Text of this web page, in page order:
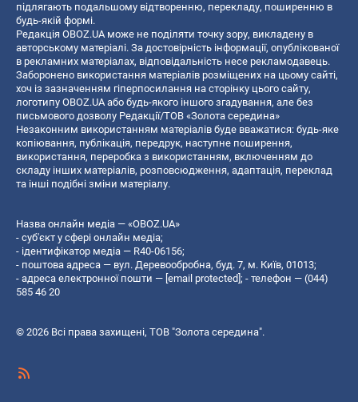
підлягають подальшому відтворенню, перекладу, поширенню в
будь-якій формі.
Редакція OBOZ.UA може не поділяти точку зору, викладену в
авторському матеріалі. За достовірність інформації, опублікованої
в рекламних матеріалах, відповідальність несе рекламодавець.
Заборонено використання матеріалів розміщених на цьому сайті,
хоч із зазначенням гіперпосилання на сторінку цього сайту,
логотипу OBOZ.UA або будь-якого іншого згадування, але без
письмового дозволу Редакції/ТОВ «Золота середина»
Незаконним використанням матеріалів буде вважатися: будь-яке
копiювання, публiкацiя, передрук, наступне поширення,
використання, переробка з використанням, включенням до
складу інших матеріалів, розповсюдження, адаптація, переклад
та інші подібні зміни матеріалу.
Назва онлайн медіа — «OBOZ.UA»
- суб'єкт у сфері онлайн медіа;
- ідентифікатор медіа — R40-06156;
- поштова адреса — вул. Деревообробна, буд. 7, м. Київ, 01013;
- адреса електронної пошти — [email protected]; - телефон — (044)
585 46 20
© 2026 Всі права захищені, ТОВ "Золота середина".